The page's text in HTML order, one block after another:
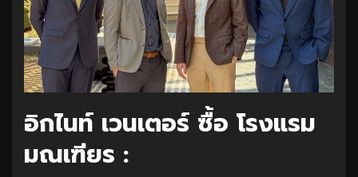
อิกไนท์ เวนเตอร์​ ซื้อ โรงแรม
มณเฑียร :